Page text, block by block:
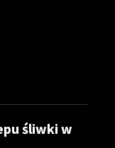
śliwki w